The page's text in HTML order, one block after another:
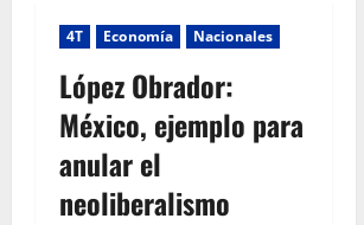
4T Economía Nacionales
López Obrador:
México, ejemplo para
anular el
neoliberalismo